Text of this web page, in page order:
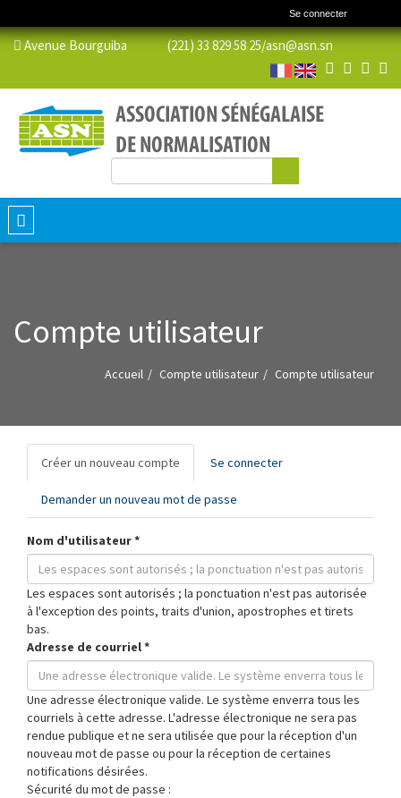
Se connecter
Avenue Bourguiba (221) 33 829 58 25/asn@asn.sn
Formulaire de recherche
Toggle
navigation
Compte utilisateur
Accueil Compte utilisateur Compte utilisateur
Onglets
principaux
Créer un nouveau compte (onglet
actif)
Se connecter
Demander un nouveau mot de passe
Nom d'utilisateur*
Les espaces sont autorisés ; la ponctuation n'est pas autorisée
à l'exception des points, traits d'union, apostrophes et tirets
bas.
Adresse de courriel*
Une adresse électronique valide. Le système enverra tous les
courriels à cette adresse. L'adresse électronique ne sera pas
rendue publique et ne sera utilisée que pour la réception d'un
nouveau mot de passe ou pour la réception de certaines
notifications désirées.
Sécurité du mot de passe :